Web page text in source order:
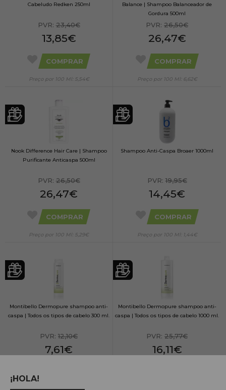
Cabeludo Redken 250ml
PVR:23,40€
13,85€
COMPRAR
Preço por 100 Ml: 5,54€
Balance | Shampoo Balanceador de
Gordura 500ml
PVR: 26,50€
26,47€
COMPRAR
Preço por 100 Ml: 6,62€
Nook Difference Hair Care | Shampoo
Purificante Anticaspa 500ml
PVR:26,50€
26,47€
COMPRAR
Preço por 100 Ml: 5,29€
Shampoo Anti-Caspa Broaer 1000ml
PVR:19,95€
14,45€
COMPRAR
Preço por 100 Ml: 1,44€
Montibello Dermopure shampoo anti-
caspa | Todos os tipos de cabelo 300 ml.
PVR: 12,10€
7,61€
Montibello Dermopure shampoo anti-
caspa | Todos os tipos de cabelo 1000 ml.
PVR: 25,77€
16,11€
¡HOLA!